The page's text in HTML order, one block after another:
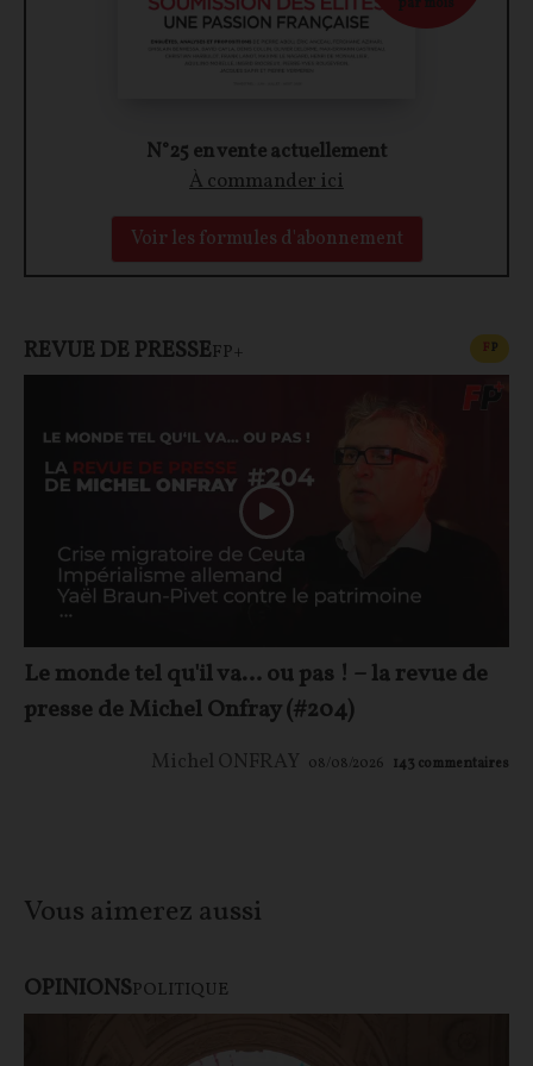
N°25 en vente actuellement
À commander ici
Voir les formules d'abonnement
REVUE DE PRESSEFP+ FP
Le monde tel qu'il va… ou pas ! – la revue de
presse de Michel Onfray (#204)
Michel ONFRAY 08/08/2026 143 commentaires
Vous aimerez aussi
OPINIONSPOLITIQUE